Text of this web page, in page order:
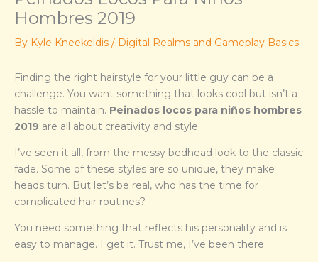
Hombres 2019
By Kyle Kneekeldis / Digital Realms and Gameplay Basics
Finding the right hairstyle for your little guy can be a
challenge. You want something that looks cool but isn’t a
hassle to maintain. Peinados locos para niños hombres
2019 are all about creativity and style.
I’ve seen it all, from the messy bedhead look to the classic
fade. Some of these styles are so unique, they make
heads turn. But let’s be real, who has the time for
complicated hair routines?
You need something that reflects his personality and is
easy to manage. I get it. Trust me, I’ve been there.